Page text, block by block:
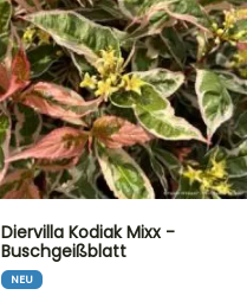
Diervilla Kodiak Mixx -
Buschgeißblatt
NEU